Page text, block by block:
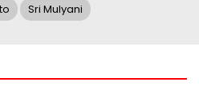
Sri Mulyani